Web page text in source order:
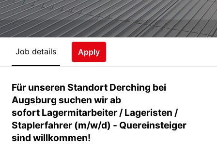
Job details Apply
Für unseren Standort Derching bei
Augsburg suchen wir ab
sofort Lagermitarbeiter / Lageristen /
Staplerfahrer (m/w/d) - Quereinsteiger
sind willkommen!